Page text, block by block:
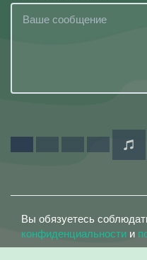
Вы обязуетесь
конфиденциальности и